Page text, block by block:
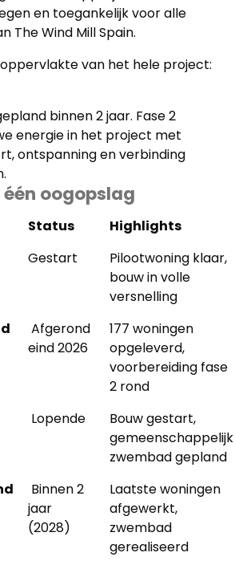
en toegankelijk voor alle
The Wind Mill Spain.
van het hele project:
binnen 2 jaar. Fase 2
energie in het project met
ontspanning en verbinding
oogopslag
Status
Highlights
Gestart
Pilootwoning klaar,
bouw in volle
versnelling
Afgerond
eind 2026
177 woningen
opgeleverd,
voorbereiding fase
2 rond
Lopende
Bouw gestart,
gemeenschappelijk
zwembad gepland
Binnen 2
jaar
(2028)
Laatste woningen
afgewerkt,
zwembad
gerealiseerd